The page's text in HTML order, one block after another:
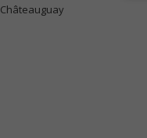
Châteauguay